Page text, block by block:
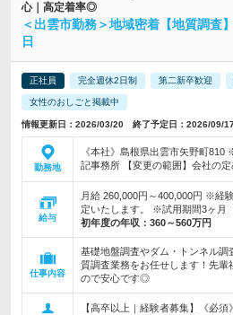
心｜高定着率◎
＜出雲市勤務＞地域密着【地質調
日
正社員 完全週休2日制 第二新卒歓迎
女性のおしごと掲載中
情報更新日：2026/03/20 終了予定日：2026/09/
勤務地
《本社》島根県出雲市矢野町
記事務所 【変更の範囲】会社の定
給与
月給 260,000円～400,000円 ※経
定いたします。 ※試用期間3ヶ月
初年度の年収： 360～560万円
仕事内容
基礎地盤調査やダム・トンネル調
質調査業務をお任せします！先輩
ので安心です◎
【高卒以上｜経験者募集】《必